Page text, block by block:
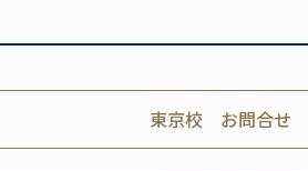
東京校 お問合せ